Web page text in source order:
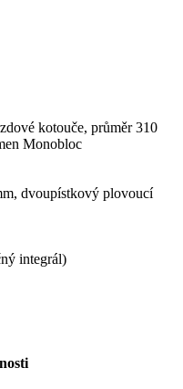
kotouče, průměr 310
Monobloc
dvoupístkový plovoucí
integrál)